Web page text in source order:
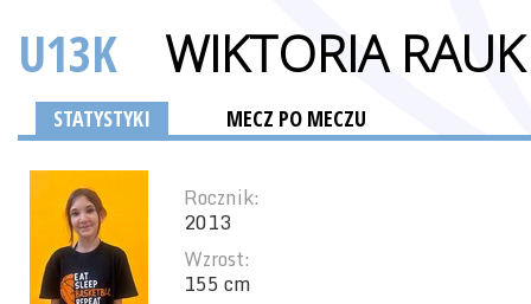
U13K WIKTORIA RAUK
STATYSTYKI MECZ PO MECZU
Rocznik:
2013
Wzrost:
155 cm